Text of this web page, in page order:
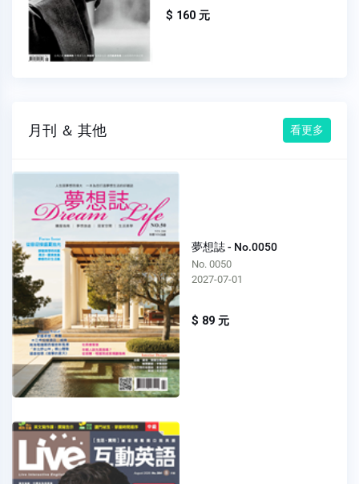
$ 160 元
月刊 ＆ 其他 看更多
夢想誌 - No.0050
No. 0050
2027-07-01
$ 89 元